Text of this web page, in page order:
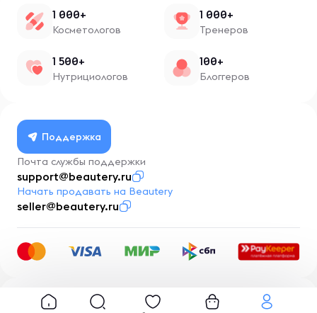
1 000+
Косметологов
1 000+
Тренеров
1 500+
Нутрициологов
100+
Блоггеров
Поддержка
Почта службы поддержки
support@beautery.ru
Начать продавать на Beautery
seller@beautery.ru
Разработка BusinessMentor.ru